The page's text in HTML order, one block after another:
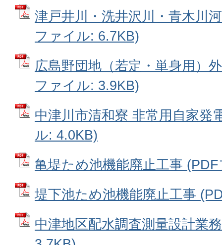
津戸井川・洗井沢川・青木川
ファイル: 6.7KB)
広島野団地（若定・単身用）
ファイル: 3.9KB)
中津川市清和寮 非常用自家発
ル: 4.0KB)
亀堤ため池機能廃止工事
堤下池ため池機能廃止工事
中津地区配水調査測量設計業